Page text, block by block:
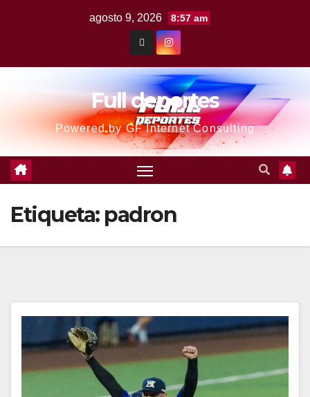
agosto 9, 2026 8:57 am
Full deportes
Powered by GF Internet Consulting
Etiqueta: padron